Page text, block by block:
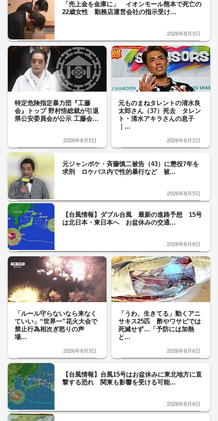
「売上金を金庫に」 イオンモール熊本で死亡の
22歳女性 勤務店運営会社の指示受け...
2026年8月3日
特定危険指定暴力団『工藤
会』トップ 野村悟総裁が引退
県公安委員会が公示 工藤会...
2026年8月5日
元ものまねタレントの清水良
太郎さん（37）死去 タレン
ト・清水アキラさんの息子
｜...
2026年8月2日
元ジャンポケ・斉藤慎二被告（43）に懲役7年を
求刑 ロケバス内で性的暴行など 被...
2026年8月5日
【台風情報】ダブル台風 最新の進路予想 15号
は北日本・東日本へ お盆休みの交通...
2026年8月8日
「ルール守らないなら来なく
ていい」“世界一”花火大会で
禁止行為相次ぎ怒りの声
場...
2026年8月3日
「うわ、生きてる」動くアニ
サキス25匹 酢やワサビでは
死滅せず…「予防には加熱
と...
2026年8月6日
【台風情報】台風15号はお盆休みに東北地方に直
撃する恐れ 関東も影響を受ける可能...
2026年8月8日